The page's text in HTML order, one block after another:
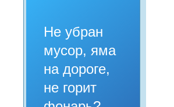
Не убран
мусор, яма
на дороге,
не горит